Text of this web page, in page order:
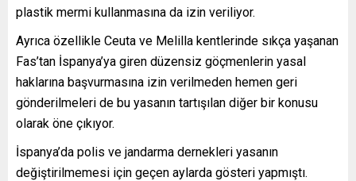
plastik mermi kullanmasına da izin veriliyor.
Ayrıca özellikle Ceuta ve Melilla kentlerinde sıkça yaşanan
Fas’tan İspanya’ya giren düzensiz göçmenlerin yasal
haklarına başvurmasına izin verilmeden hemen geri
gönderilmeleri de bu yasanın tartışılan diğer bir konusu
olarak öne çıkıyor.
İspanya’da polis ve jandarma dernekleri yasanın
değiştirilmemesi için geçen aylarda gösteri yapmıştı.